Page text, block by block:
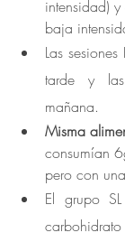
intensidad)
baja
Las
tarde y
mañana.
Misma
consumían
pero con
El grupo